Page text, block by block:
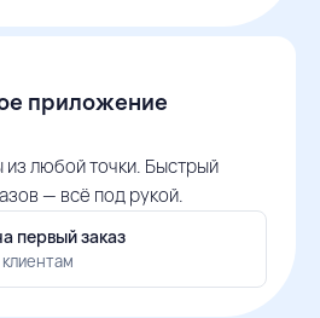
приложение
любой точки. Быстрый
— всё под рукой.
первый заказ